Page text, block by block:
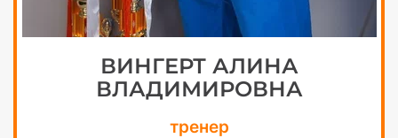
ВИНГЕРТ АЛИНА
ВЛАДИМИРОВНА
тренер